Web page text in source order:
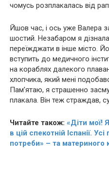
чомусь розплакалась від
Йшов час, і ось уже Валера
шостий. Незабаром я
переїжджати в інше місто.
вступить до медичного
на кораблях далекого
хлопчика, який мені
Пам’ятаю, я стрaшeнно
плакала. Він теж стpaждaв,
Читайте також: «Діти мої!
в цій спекотній Іспанії.
потреби» – та материного